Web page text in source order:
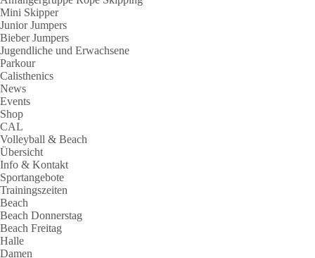
Mini Skipper
Junior Jumpers
Bieber Jumpers
Jugendliche und Erwachsene
Parkour
Calisthenics
News
Events
Shop
CAL
Volleyball & Beach
Übersicht
Info & Kontakt
Sportangebote
Trainingszeiten
Beach
Beach Donnerstag
Beach Freitag
Halle
Damen